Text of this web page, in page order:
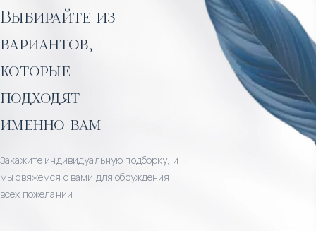
Выбирайте из
вариантов,
которые
подходят
именно вам
Закажите индивидуальную подборку, и
мы свяжемся с вами для обсуждения
всех пожеланий